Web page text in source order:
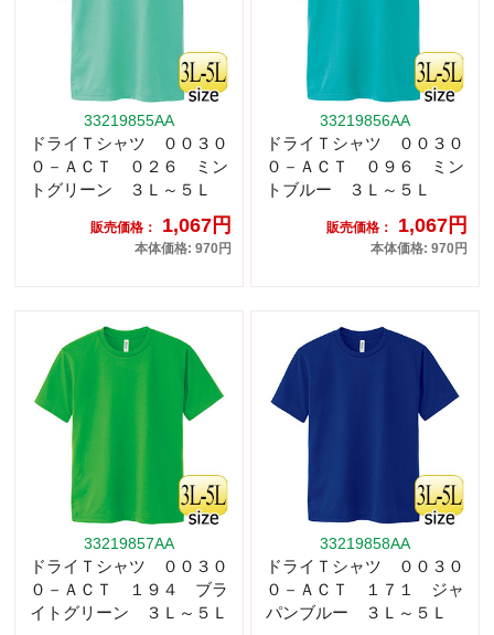
33219855AA
ドライＴシャツ ００３０
０－ＡＣＴ ０２６ ミン
トグリーン ３Ｌ～５Ｌ
販売価格： 1,067円
本体価格: 970円
33219856AA
ドライＴシャツ ００３０
０－ＡＣＴ ０９６ ミン
トブルー ３Ｌ～５Ｌ
販売価格： 1,067円
本体価格: 970円
33219857AA
ドライＴシャツ ００３０
０－ＡＣＴ １９４ ブラ
イトグリーン ３Ｌ～５Ｌ
33219858AA
ドライＴシャツ ００３０
０－ＡＣＴ １７１ ジャ
パンブルー ３Ｌ～５Ｌ